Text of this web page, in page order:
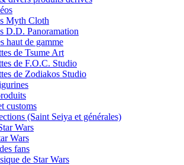
Myth Cloth
D.D. Panoramation
haut de gamme
de Tsume Art
de F.O.C. Studio
de Zodiakos Studio
customs
(Saint Seiya et générales)
Wars
Wars
fans
de Star Wars